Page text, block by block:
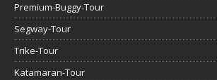
Premium-Buggy-Tour
Segway-Tour
Trike-Tour
Katamaran-Tour